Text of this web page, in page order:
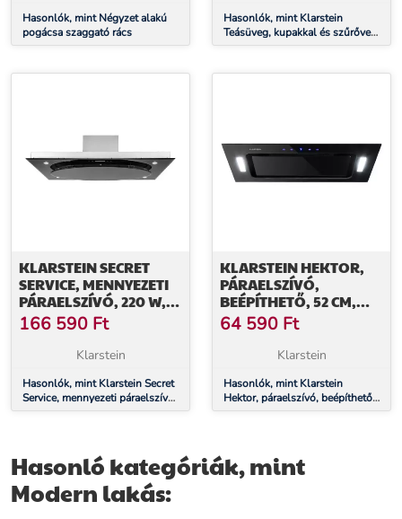
Hasonlók, mint Négyzet alakú
pogácsa szaggató rács
Hasonlók, mint Klarstein
Teásüveg, kupakkal és szűrővel,
500 ml, dupla üveg, bambusz
KLARSTEIN SECRET
SERVICE, MENNYEZETI
PÁRAELSZÍVÓ, 220 W,
ÉRINTŐKÉPERNYŐS,
ÜVEG, LED
166 590 Ft
Klarstein
Hasonlók, mint Klarstein Secret
Service, mennyezeti páraelszívó,
220 W, érintőképernyős, üveg,
KLARSTEIN HEKTOR,
PÁRAELSZÍVÓ,
BEÉPÍTHETŐ, 52 CM,
530 M³/Ó ELSZÍVÓ
TELJESÍTMÉNY, LED,
ÉRINTŐKÉPERNYŐS,
64 590 Ft
Klarstein
Hasonlók, mint Klarstein
Hektor, páraelszívó, beépíthető,
52 cm, 530 m³/ó elszívó
Hasonló kategóriák, mint
Modern lakás: